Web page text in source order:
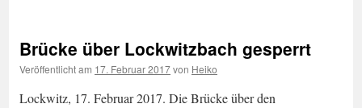
Brücke über Lockwitzbach gesperrt
Veröffentlicht am 17. Februar 2017von Heiko
Lockwitz, 17. Februar 2017. Die Brücke über den